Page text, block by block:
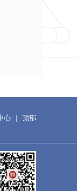
心 顶部